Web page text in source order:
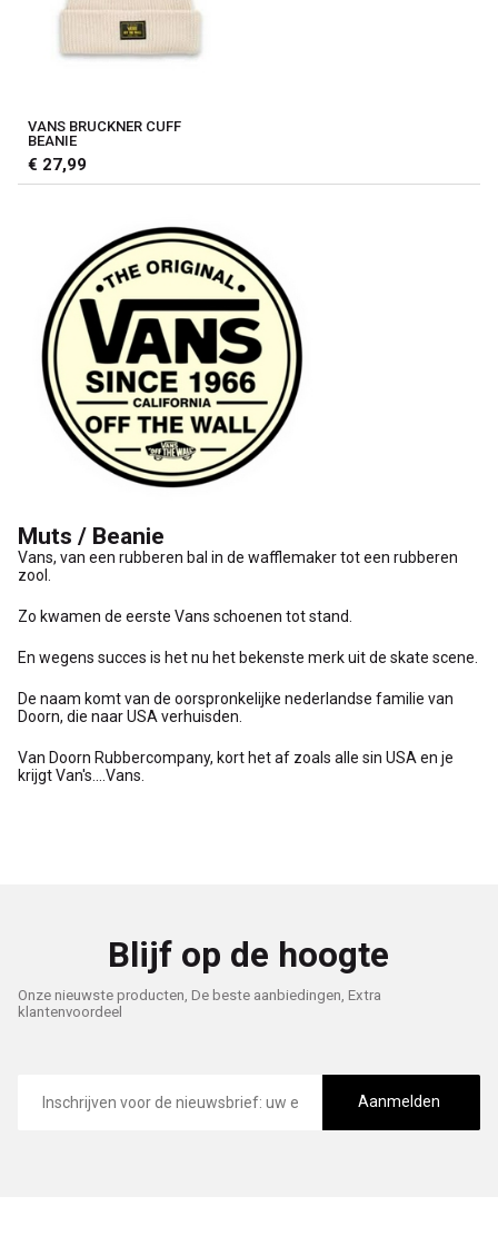
VANS BRUCKNER CUFF
BEANIE
€ 27,99
Muts / Beanie
Vans, van een rubberen bal in de wafflemaker tot een rubberen
zool.
Zo kwamen de eerste Vans schoenen tot stand.
En wegens succes is het nu het bekenste merk uit de skate scene.
De naam komt van de oorspronkelijke nederlandse familie van
Doorn, die naar USA verhuisden.
Van Doorn Rubbercompany, kort het af zoals alle sin USA en je
krijgt Van's....Vans.
Blijf op de hoogte
Onze nieuwste producten, De beste aanbiedingen, Extra
klantenvoordeel
mailadres
Aanmelden